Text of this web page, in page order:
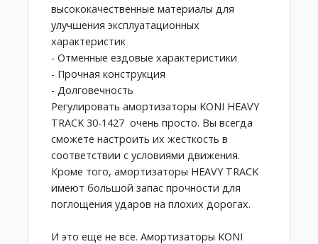
высококачественные материалы для
улучшения эксплуатационных
характеристик
- Отменные ездовые характеристики
- Прочная конструкция
- Долговечность
Регулировать амортизаторы KONI HEAVY
TRACK 30-1427 очень просто. Вы всегда
сможете настроить их жесткость в
соответствии с условиями движения.
Кроме того, амортизаторы HEAVY TRACK
имеют большой запас прочности для
поглощения ударов на плохих дорогах.
И это еще не все. Амортизаторы KONI